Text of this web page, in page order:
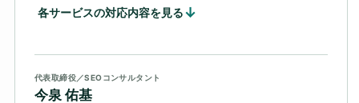
各サービスの対応内容を見る
代表取締役／SEOコンサルタント
今泉 佑基